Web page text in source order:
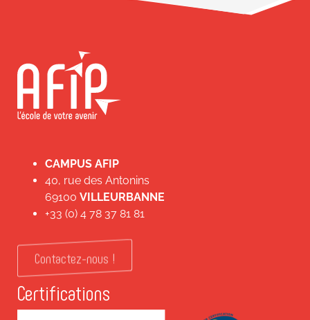
CAMPUS AFIP
40, rue des Antonins
69100 VILLEURBANNE
+33 (0) 4 78 37 81 81
Contactez-nous !
Certifications